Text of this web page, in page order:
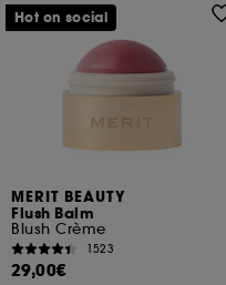
MERIT BEAUTY
Flush Balm
Blush Crème
1523
29,00€
Hot on social